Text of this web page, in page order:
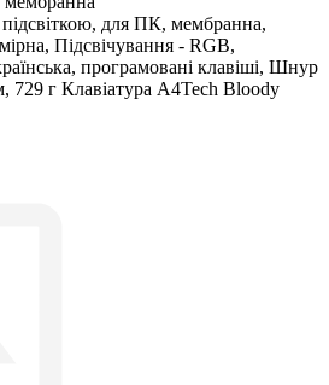
підсвіткою, для ПК, мембранна,
Підсвічування - RGB,
програмовані клавіші, Шнур
729 г Клавіатура A4Tech Bloody